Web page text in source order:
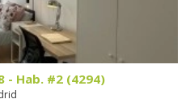
- Hab. #2 (4294)